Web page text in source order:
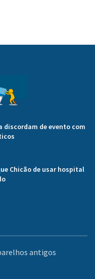
discordam de evento com
Chicão de usar hospital
antigos